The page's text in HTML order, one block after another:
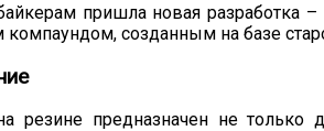
пришла новая разработка
созданным на базе
резине предназначен не